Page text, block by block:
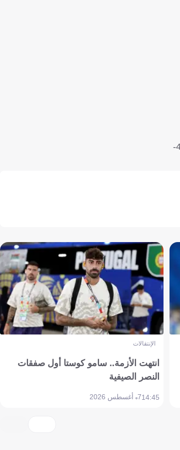
وودعت الروسية إيكاترينا ألكسندروفا، المصنفة 11 على البطولة، المنافسات من الدور الأول بالخسارة أمام التركية زينب سونميز بنتيجة (7-5) و(4-
الإنتقالات
انتهت الأزمة.. سامو كوستا أول صفقات
النصر الصيفية
14:457 أغسطس 2026